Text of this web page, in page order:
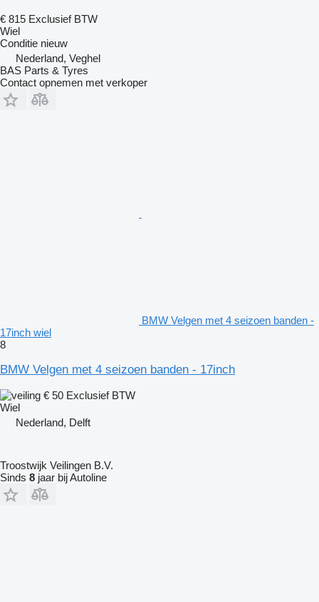
€ 815 Exclusief BTW
Wiel
Conditie nieuw
Nederland, Veghel
BAS Parts & Tyres
Contact opnemen met verkoper
BMW Velgen met 4 seizoen banden -
17inch wiel
8
BMW Velgen met 4 seizoen banden - 17inch
€ 50 Exclusief BTW
Wiel
Nederland, Delft
Troostwijk Veilingen B.V.
Sinds 8 jaar bij Autoline